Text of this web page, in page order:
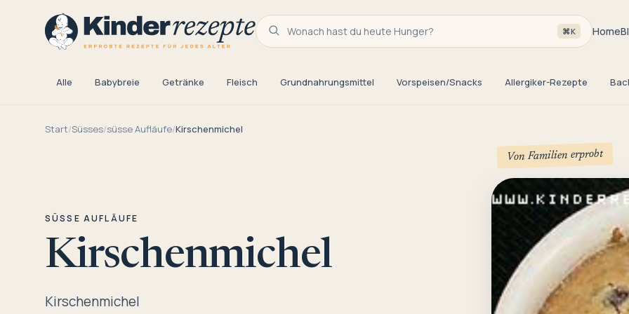
Wonach hast du heute Hunger? ⌘K Home
Alle Babybreie Getränke Fleisch Grundnahrungsmittel Vorspeisen/Snacks Allergiker-Rezepte
Start/Süsses/süsse Aufläufe/Kirschenmichel
SÜSSE AUFLÄUFE
Kirschenmichel
Kirschenmichel
Von Familien erprobt